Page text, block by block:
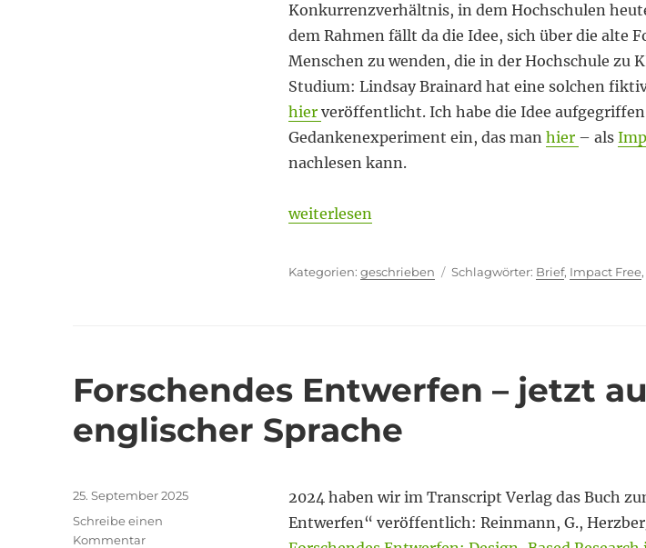
Konkurrenzverhältnis, in dem Hochschulen
dem Rahmen fällt da die Idee, sich über die alte
Menschen zu wenden, die in der Hochschule zu
Studium: Lindsay Brainard hat eine solchen
hier veröffentlicht. Ich habe die Idee
Gedankenexperiment ein, das man hier – als
nachlesen kann.
„Vom Nutzen eines fiktiven Briefs“
weiterlesen
Kategorien
geschrieben Schlagwörter
Brief, Impact Free,
Forschendes Entwerfen – jetzt
englischer Sprache
2024 haben wir im Transcript Verlag das Buch
Entwerfen“ veröffentlich: Reinmann, G.,
Veröffentlicht
am
25. September 2025
Schreibe einen
Kommentarzu